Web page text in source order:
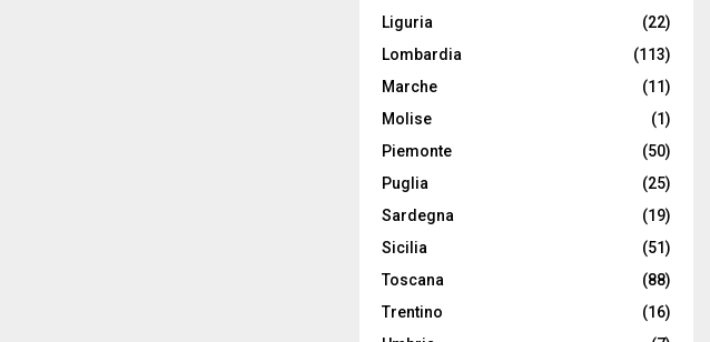
Liguria
(22)
Lombardia
(113)
Marche
(11)
Molise
(1)
Piemonte
(50)
Puglia
(25)
Sardegna
(19)
Sicilia
(51)
Toscana
(88)
Trentino
(16)